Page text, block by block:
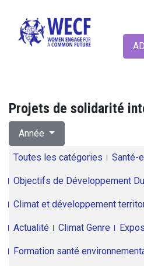
Projets de solidarité
Année
Toutes les catégories Santé-
Objectifs de Développement
Climat et développement
Actualité Climat Genre
Formation santé